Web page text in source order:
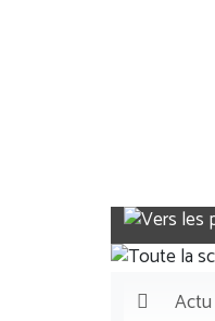
Actu